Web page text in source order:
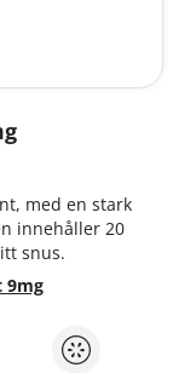
med en stark
innehåller 20
snus.
9mg